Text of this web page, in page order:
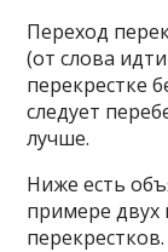
Переход
(от слова
перекрестке
следует
лучше.
Ниже есть
примере двух
перекрестков.